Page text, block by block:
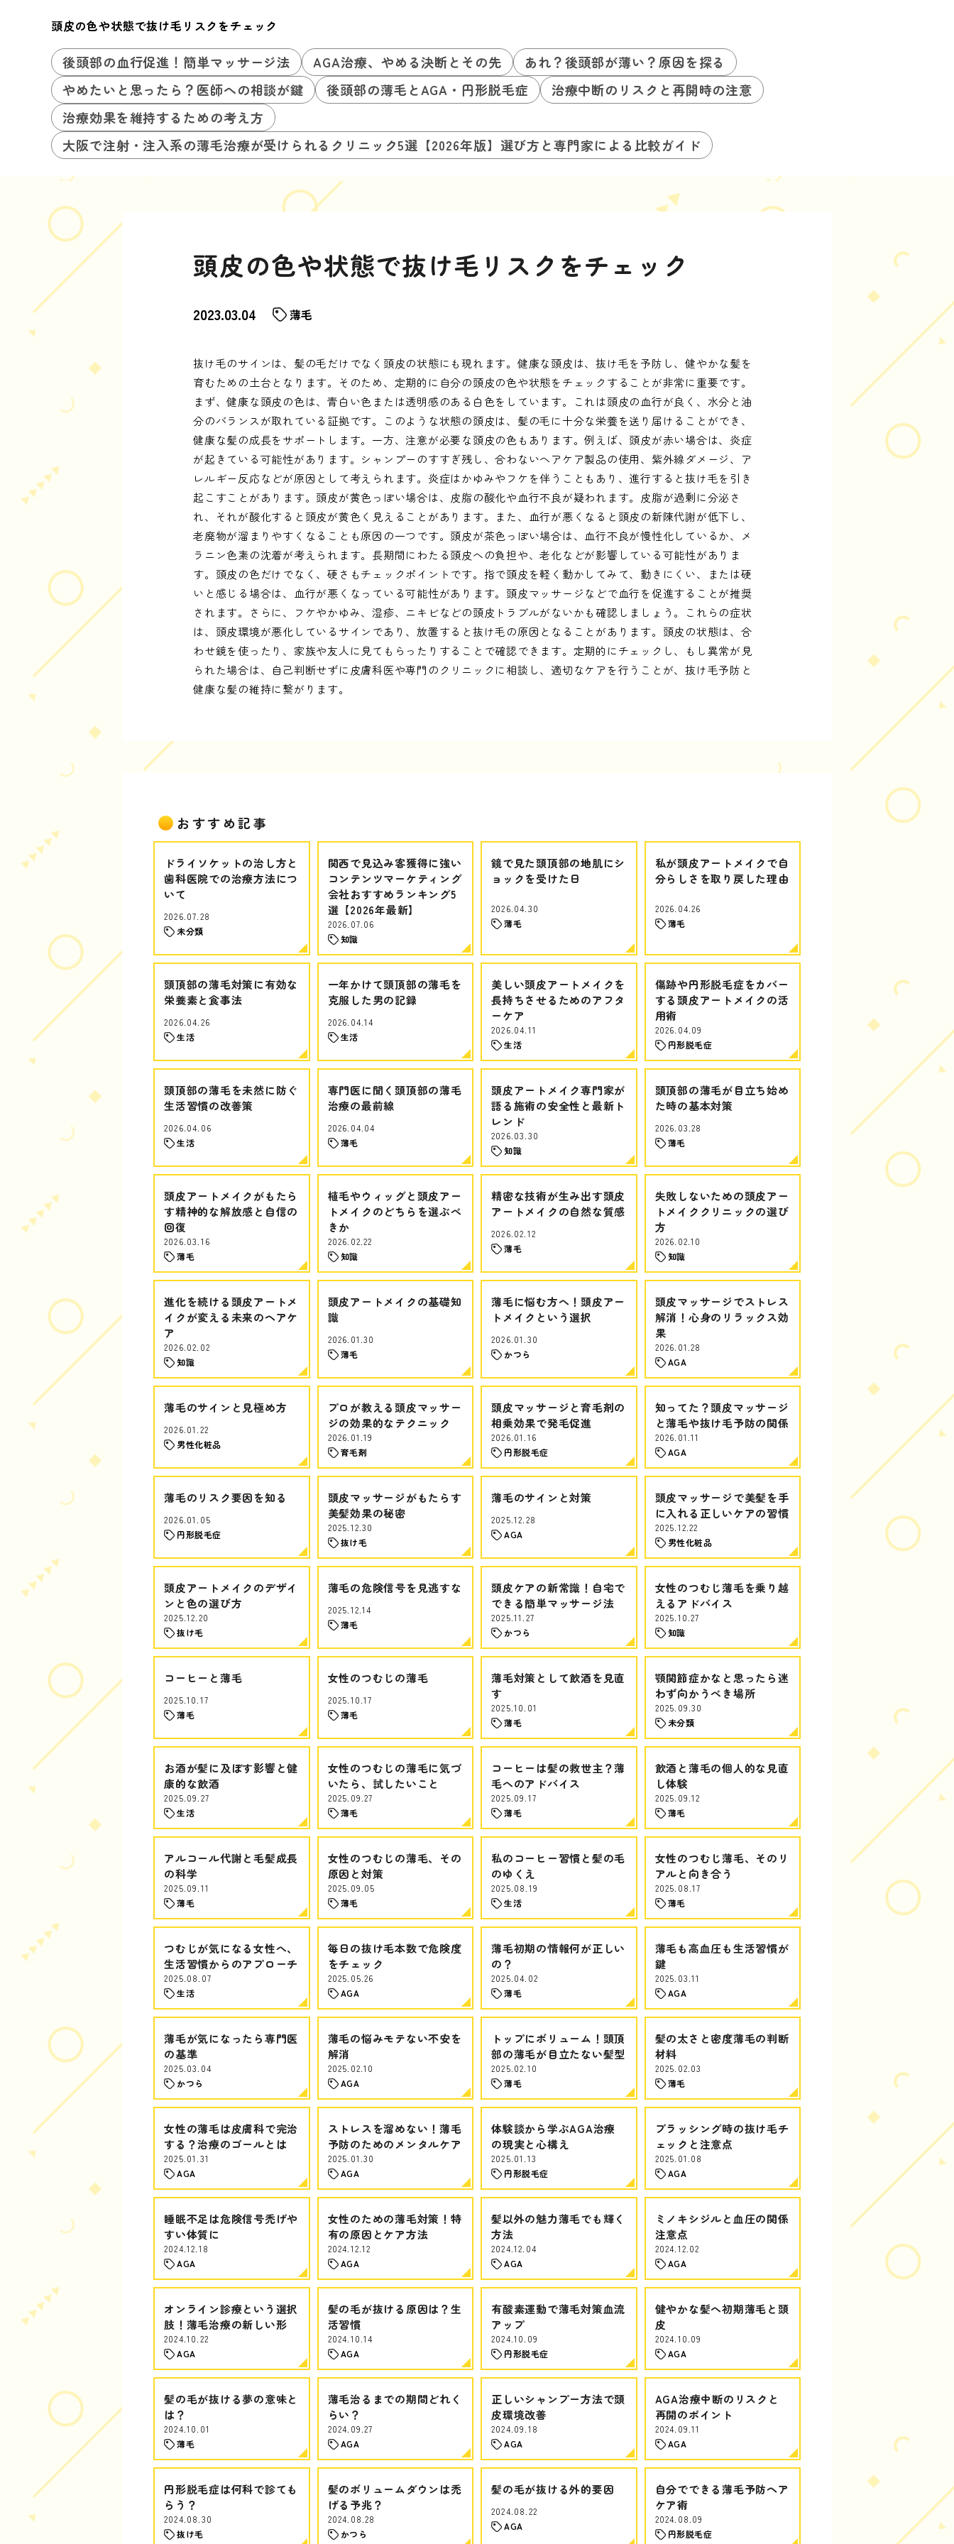
頭皮の色や状態で抜け毛リスクをチェック
後頭部の血行促進！簡単マッサージ法 AGA治療、やめる決断とその先
あれ？後頭部が薄い？原因を探る
やめたいと思ったら？医師への相談が鍵
後頭部の薄毛とAGA・円形脱毛症
治療中断のリスクと再開時の注意
治療効果を維持するための考え方
大阪で注射・注入系の薄毛治療が受けられるクリニック5選【2026年版】選び方と専門家による比較ガイド
頭皮の色や状態で抜け毛リスクをチェック
2023.03.04 薄毛
抜け毛のサインは、髪の毛だけでなく頭皮の状態にも現れます。健康な頭皮は、抜け毛を予防し、健やかな髪を
育むための土台となります。そのため、定期的に自分の頭皮の色や状態をチェックすることが非常に重要です。
まず、健康な頭皮の色は、青白い色または透明感のある白色をしています。これは頭皮の血行が良く、水分と油
分のバランスが取れている証拠です。このような状態の頭皮は、髪の毛に十分な栄養を送り届けることができ、
健康な髪の成長をサポートします。一方、注意が必要な頭皮の色もあります。例えば、頭皮が赤い場合は、炎症
が起きている可能性があります。シャンプーのすすぎ残し、合わないヘアケア製品の使用、紫外線ダメージ、ア
レルギー反応などが原因として考えられます。炎症はかゆみやフケを伴うこともあり、進行すると抜け毛を引き
起こすことがあります。頭皮が黄色っぽい場合は、皮脂の酸化や血行不良が疑われます。皮脂が過剰に分泌さ
れ、それが酸化すると頭皮が黄色く見えることがあります。また、血行が悪くなると頭皮の新陳代謝が低下し、
老廃物が溜まりやすくなることも原因の一つです。頭皮が茶色っぽい場合は、血行不良が慢性化しているか、メ
ラニン色素の沈着が考えられます。長期間にわたる頭皮への負担や、老化などが影響している可能性がありま
す。頭皮の色だけでなく、硬さもチェックポイントです。指で頭皮を軽く動かしてみて、動きにくい、または硬
いと感じる場合は、血行が悪くなっている可能性があります。頭皮マッサージなどで血行を促進することが推奨
されます。さらに、フケやかゆみ、湿疹、ニキビなどの頭皮トラブルがないかも確認しましょう。これらの症状
は、頭皮環境が悪化しているサインであり、放置すると抜け毛の原因となることがあります。頭皮の状態は、合
わせ鏡を使ったり、家族や友人に見てもらったりすることで確認できます。定期的にチェックし、もし異常が見
られた場合は、自己判断せずに皮膚科医や専門のクリニックに相談し、適切なケアを行うことが、抜け毛予防と
健康な髪の維持に繋がります。
おすすめ記事
ドライソケットの治し方と
歯科医院での治療方法につ
いて
2026.07.28
未分類
関西で見込み客獲得に強い
コンテンツマーケティング
会社おすすめランキング5
選【2026年最新】
2026.07.06
知識
鏡で見た頭頂部の地肌にシ
ョックを受けた日
2026.04.30
薄毛
私が頭皮アートメイクで自
分らしさを取り戻した理由
2026.04.26
薄毛
頭頂部の薄毛対策に有効な
栄養素と食事法
2026.04.26
生活
一年かけて頭頂部の薄毛を
克服した男の記録
2026.04.14
生活
美しい頭皮アートメイクを
長持ちさせるためのアフタ
ーケア
2026.04.11
生活
傷跡や円形脱毛症をカバー
する頭皮アートメイクの活
用術
2026.04.09
円形脱毛症
頭頂部の薄毛を未然に防ぐ
生活習慣の改善策
2026.04.06
生活
専門医に聞く頭頂部の薄毛
治療の最前線
2026.04.04
薄毛
頭皮アートメイク専門家が
語る施術の安全性と最新ト
レンド
2026.03.30
知識
頭頂部の薄毛が目立ち始め
た時の基本対策
2026.03.28
薄毛
頭皮アートメイクがもたら
す精神的な解放感と自信の
回復
2026.03.16
薄毛
植毛やウィッグと頭皮アー
トメイクのどちらを選ぶべ
きか
2026.02.22
知識
精密な技術が生み出す頭皮
アートメイクの自然な質感
2026.02.12
薄毛
失敗しないための頭皮アー
トメイククリニックの選び
方
2026.02.10
知識
進化を続ける頭皮アートメ
イクが変える未来のヘアケ
ア
2026.02.02
知識
頭皮アートメイクの基礎知
識
2026.01.30
薄毛
薄毛に悩む方へ！頭皮アー
トメイクという選択
2026.01.30
かつら
頭皮マッサージでストレス
解消！心身のリラックス効
果
2026.01.28
AGA
薄毛のサインと見極め方
2026.01.22
男性化粧品
プロが教える頭皮マッサー
ジの効果的なテクニック
2026.01.19
育毛剤
頭皮マッサージと育毛剤の
相乗効果で発毛促進
2026.01.16
円形脱毛症
知ってた？頭皮マッサージ
と薄毛や抜け毛予防の関係
2026.01.11
AGA
薄毛のリスク要因を知る
2026.01.05
円形脱毛症
頭皮マッサージがもたらす
美髪効果の秘密
2025.12.30
抜け毛
薄毛のサインと対策
2025.12.28
AGA
頭皮マッサージで美髪を手
に入れる正しいケアの習慣
2025.12.22
男性化粧品
頭皮アートメイクのデザイ
ンと色の選び方
2025.12.20
抜け毛
薄毛の危険信号を見逃すな
2025.12.14
薄毛
頭皮ケアの新常識！自宅で
できる簡単マッサージ法
2025.11.27
かつら
女性のつむじ薄毛を乗り越
えるアドバイス
2025.10.27
知識
コーヒーと薄毛
2025.10.17
薄毛
女性のつむじの薄毛
2025.10.17
薄毛
薄毛対策として飲酒を見直
す
2025.10.01
薄毛
顎関節症かなと思ったら迷
わず向かうべき場所
2025.09.30
未分類
お酒が髪に及ぼす影響と健
康的な飲酒
2025.09.27
生活
女性のつむじの薄毛に気づ
いたら、試したいこと
2025.09.27
薄毛
コーヒーは髪の救世主？薄
毛へのアドバイス
2025.09.17
薄毛
飲酒と薄毛の個人的な見直
し体験
2025.09.12
薄毛
アルコール代謝と毛髪成長
の科学
2025.09.11
薄毛
女性のつむじの薄毛、その
原因と対策
2025.09.05
薄毛
私のコーヒー習慣と髪の毛
のゆくえ
2025.08.19
生活
女性のつむじ薄毛、そのリ
アルと向き合う
2025.08.17
薄毛
つむじが気になる女性へ、
生活習慣からのアプローチ
2025.08.07
生活
毎日の抜け毛本数で危険度
をチェック
2025.05.26
AGA
薄毛初期の情報何が正しい
の？
2025.04.02
薄毛
薄毛も高血圧も生活習慣が
鍵
2025.03.11
AGA
薄毛が気になったら専門医
の基準
2025.03.04
かつら
薄毛の悩みモテない不安を
解消
2025.02.10
AGA
トップにボリューム！頭頂
部の薄毛が目立たない髪型
2025.02.10
薄毛
髪の太さと密度薄毛の判断
材料
2025.02.03
薄毛
女性の薄毛は皮膚科で完治
する？治療のゴールとは
2025.01.31
AGA
ストレスを溜めない！薄毛
予防のためのメンタルケア
2025.01.30
AGA
体験談から学ぶAGA治療
の現実と心構え
2025.01.13
円形脱毛症
ブラッシング時の抜け毛チ
ェックと注意点
2025.01.08
AGA
睡眠不足は危険信号禿げや
すい体質に
2024.12.18
AGA
女性のための薄毛対策！特
有の原因とケア方法
2024.12.12
AGA
髪以外の魅力薄毛でも輝く
方法
2024.12.04
AGA
ミノキシジルと血圧の関係
注意点
2024.12.02
AGA
オンライン診療という選択
肢！薄毛治療の新しい形
2024.10.22
AGA
髪の毛が抜ける原因は？生
活習慣
2024.10.14
AGA
有酸素運動で薄毛対策血流
アップ
2024.10.09
円形脱毛症
健やかな髪へ初期薄毛と頭
皮
2024.10.09
AGA
髪の毛が抜ける夢の意味と
は？
2024.10.01
薄毛
薄毛治るまでの期間どれく
らい？
2024.09.27
AGA
正しいシャンプー方法で頭
皮環境改善
2024.09.18
AGA
AGA治療中断のリスクと
再開のポイント
2024.09.11
AGA
円形脱毛症は何科で診ても
らう？
2024.08.30
抜け毛
髪のボリュームダウンは禿
げる予兆？
2024.08.28
かつら
髪の毛が抜ける外的要因
2024.08.22
AGA
自分でできる薄毛予防ヘア
ケア術
2024.08.09
円形脱毛症